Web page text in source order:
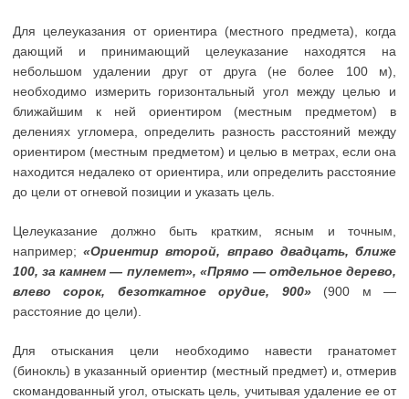
Для целеуказания от ориентира (местного предмета), когда
дающий и принимающий целеуказание находятся на
небольшом удалении друг от друга (не более 100 м),
необходимо измерить горизонтальный угол между целью и
ближайшим к ней ориентиром (местным предметом) в
делениях угломера, определить разность расстояний между
ориентиром (местным предметом) и целью в метрах, если она
находится недалеко от ориентира, или определить расстояние
до цели от огневой позиции и указать цель.
Целеуказание должно быть кратким, ясным и точным,
например;«Ориентир второй, вправо двадцать, ближе
100, за камнем — пулемет», «Прямо — отдельное дерево,
влево сорок, безоткатное орудие, 900» (900 м —
расстояние до цели).
Для отыскания цели необходимо навести гранатомет
(бинокль) в указанный ориентир (местный предмет) и, отмерив
скомандованный угол, отыскать цель, учитывая удаление ее от